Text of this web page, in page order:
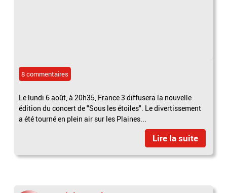
8 commentaires
Le lundi 6 août, à 20h35, France 3 diffusera la nouvelle
édition du concert de "Sous les étoiles". Le divertissement
a été tourné en plein air sur les Plaines...
Lire la suite